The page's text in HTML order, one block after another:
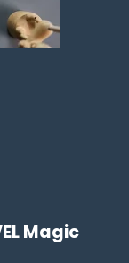
Magic